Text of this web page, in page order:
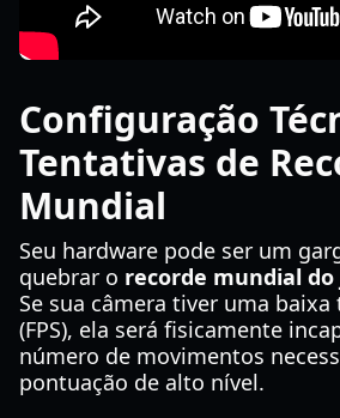
Configuração
Tentativas de
Mundial
Seu hardware pode ser um
quebrar o recorde mundial do
Se sua câmera tiver uma
(FPS), ela será fisicamente
número de movimentos
pontuação de alto nível.